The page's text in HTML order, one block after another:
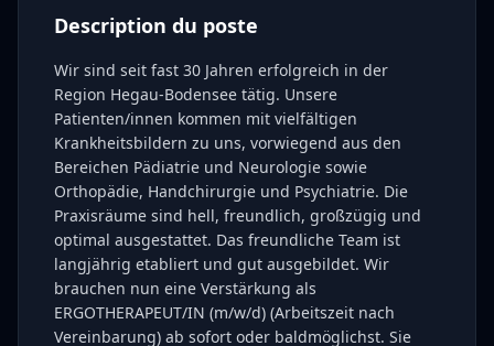
Description du poste
Wir sind seit fast 30 Jahren erfolgreich in der
Region Hegau-Bodensee tätig. Unsere
Patienten/innen kommen mit vielfältigen
Krankheitsbildern zu uns, vorwiegend aus den
Bereichen Pädiatrie und Neurologie sowie
Orthopädie, Handchirurgie und Psychiatrie. Die
Praxisräume sind hell, freundlich, großzügig und
optimal ausgestattet. Das freundliche Team ist
langjährig etabliert und gut ausgebildet. Wir
brauchen nun eine Verstärkung als
ERGOTHERAPEUT/IN (m/w/d) (Arbeitszeit nach
Vereinbarung) ab sofort oder baldmöglichst. Sie